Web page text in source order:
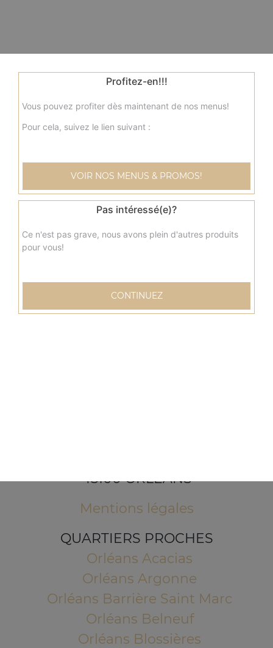
45100 ORLEANS
Mentions légales
QUARTIERS PROCHES
Orléans Acacias
Orléans Argonne
Orléans Barrière Saint Marc
Orléans Belneuf
Orléans Blossières
Profitez-en!!!
Vous pouvez profiter dès maintenant de nos menus!
Pour cela, suivez le lien suivant :
VOIR NOS MENUS & PROMOS!
Pas intéressé(e)?
Ce n'est pas grave, nous avons plein d'autres produits
pour vous!
CONTINUEZ